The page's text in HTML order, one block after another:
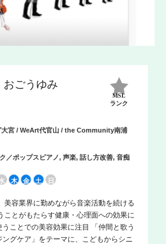
おごうゆみ
MSL
ランク
大宮 / WeArt代官山 / the Community南浦
／ポップスピアノ, 声楽, 話し方改善, 音痴
木 金 土 日
美容業界に勤めながら音楽活動を続ける
ことがもたらす健康・心理面への効果に
ことでの美容効果に注目 「仲間と歌う
グケア」をテーマに、こどもからシニ